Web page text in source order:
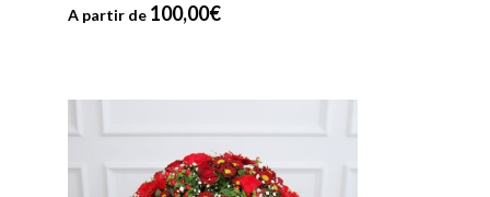
A partir de 100,00€